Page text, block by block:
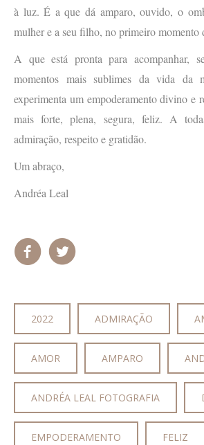
à luz. É a que dá amparo, ouvido, o
mulher e a seu filho, no primeiro momento
A que está pronta para acompanhar,
momentos mais sublimes da vida da
experimenta um empoderamento divino e
mais forte, plena, segura, feliz. A
admiração, respeito e gratidão.
Um abraço,
Andréa Leal
2022 ADMIRAÇÃO
AMOR AMPARO
ANDRÉA LEAL FOTOGRAFIA
EMPODERAMENTO FELIZ